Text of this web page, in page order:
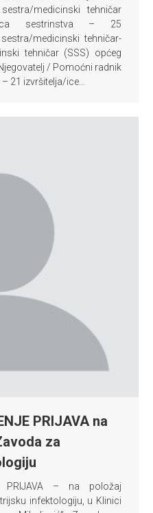
medicinski tehničar
ica sestrinstva – 25
medicinski tehničar-
tehničar (SSS) općeg
/ Pomoćni radnik
21 izvršitelja/ice…
PRIJAVA na
za
PRIJAVA – na položaj
infektologiju, u Klinici